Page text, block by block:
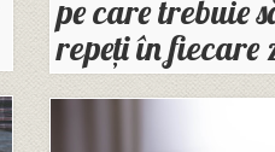
pe care trebuie
repeți în fiecare